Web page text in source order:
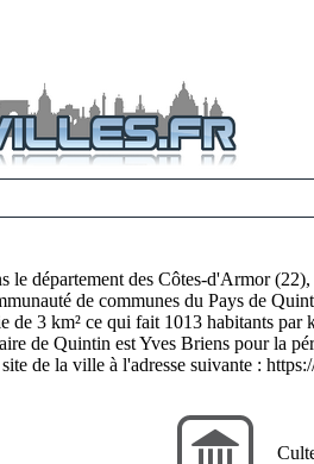
le département des Côtes-d'Armor
de communes du Pays de
de 3 km² ce qui fait 1013 habitants par
de Quintin est Yves Briens pour la
de la ville à l'adresse suivante :